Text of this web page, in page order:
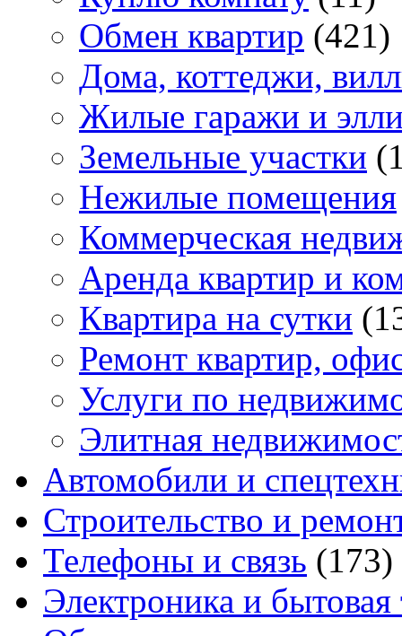
Обмен квартир (421)
Дома, коттеджи,
Жилые гаражи и
Земельные участки
Нежилые помещения
Коммерческая
Аренда квартир и
Квартира на сутки
Ремонт квартир,
Услуги по
Элитная
Автомобили и
Строительство и
Телефоны и связь (173)
Электроника и бытовая